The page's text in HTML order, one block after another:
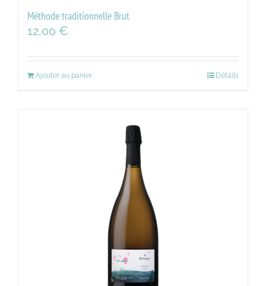
Méthode traditionnelle Brut
12,00 €
Ajouter au panier Détails